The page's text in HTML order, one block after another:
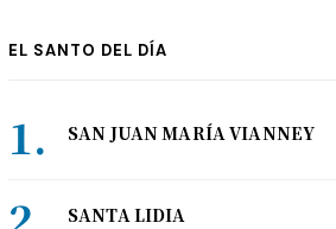
EL SANTO DEL DÍA
SAN JUAN MARÍA VIANNEY
SANTA LIDIA